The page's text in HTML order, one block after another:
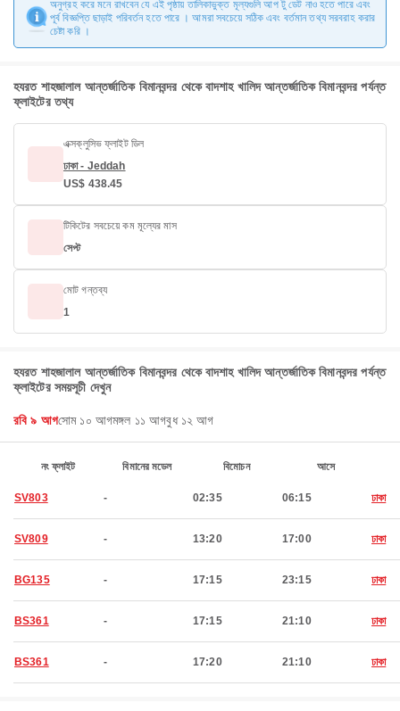
অনুগ্রহ করে মনে রাখবেন যে এই পৃষ্ঠায় তালিকাভুক্ত মূল্যগুলি আপ টু ডেট নাও হতে পারে এবং
পূর্ব বিজ্ঞপ্তি ছাড়াই পরিবর্তন হতে পারে । আমরা সবচেয়ে সঠিক এবং বর্তমান তথ্য সরবরাহ করার
চেষ্টা করি ।
হযরত শাহজালাল আন্তর্জাতিক বিমানবন্দর থেকে বাদশাহ খালিদ আন্তর্জাতিক বিমানবন্দর পর্যন্ত
ফ্লাইটের তথ্য
এক্সক্লুসিভ ফ্লাইট ডিল
ঢাকা - Jeddah
US$ 438.45
টিকিটের সবচেয়ে কম মূল্যের মাস
সেপ্ট
মোট গন্তব্য
1
হযরত শাহজালাল আন্তর্জাতিক বিমানবন্দর থেকে বাদশাহ খালিদ আন্তর্জাতিক বিমানবন্দর পর্যন্ত
ফ্লাইটের সময়সূচী দেখুন
রবি ৯ আগসোম ১০ আগমঙ্গল ১১ আগবুধ ১২ আগ
নং ফ্লাইট বিমানের মডেল বিমোচন আসে
SV803 - 02:35 06:15 ঢাকা
SV809 - 13:20 17:00 ঢাকা
BG135 - 17:15 23:15 ঢাকা
BS361 - 17:15 21:10 ঢাকা
BS361 - 17:20 21:10 ঢাকা